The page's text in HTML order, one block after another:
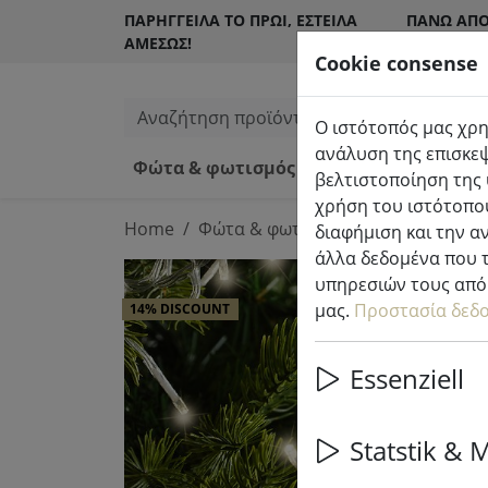
ΠΑΡΉΓΓΕΙΛΑ ΤΟ ΠΡΩΊ, ΈΣΤΕΙΛΑ
ΑΜΈΣΩΣ!
ΠΆΝΩ ΑΠΌ
Αναζήτηση προϊόντων
Φώτα & φωτισμός Κεριά LED
Home Φώτα & φωτισμός Φωτεινή
14% DISCOUNT
Cookie consense
Ο ιστότοπός μας
ανάλυση της
βελτιστοποίηση
χρήση του
διαφήμιση και την
άλλα δεδομένα που
υπηρεσιών τους
μας. Προστασία
Essenziell
Statstik &